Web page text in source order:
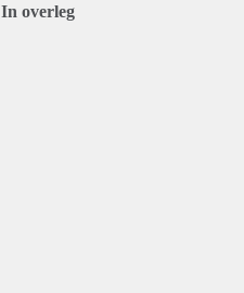
In overleg